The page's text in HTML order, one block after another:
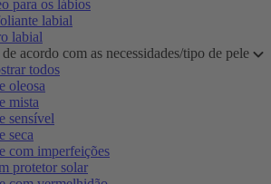
para os lábios
labial
labial
acordo com as necessidades/tipo de pele
todos
oleosa
mista
sensível
seca
com imperfeições
protetor solar